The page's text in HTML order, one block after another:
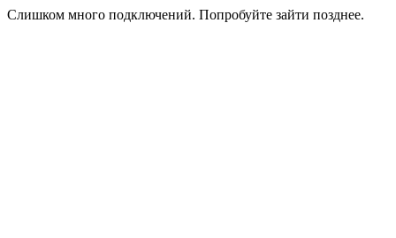
Слишком много подключений. Попробуйте зайти позднее.